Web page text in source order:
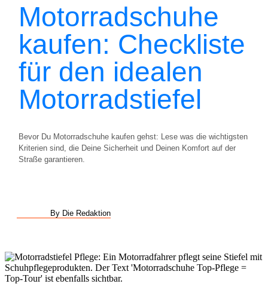
Motorradschuhe
kaufen: Checkliste
für den idealen
Motorradstiefel
Bevor Du Motorradschuhe kaufen gehst: Lese was die wichtigsten
Kriterien sind, die Deine Sicherheit und Deinen Komfort auf der
Straße garantieren.
By Die Redaktion